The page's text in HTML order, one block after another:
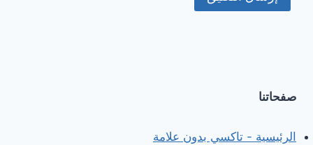
صفحاتنا
الرئيسية - تاكسي بدون علامة